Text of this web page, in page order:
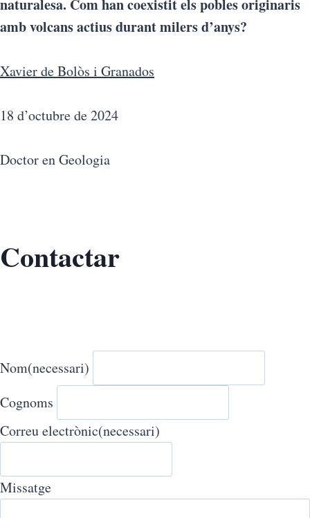
naturalesa. Com han coexistit els pobles originaris
amb volcans actius durant milers d’anys?
Xavier de Bolòs i Granados
18 d’octubre de 2024
Doctor en Geologia
Contactar
Nom(necessari)
Cognoms
Correu electrònic(necessari)
Missatge